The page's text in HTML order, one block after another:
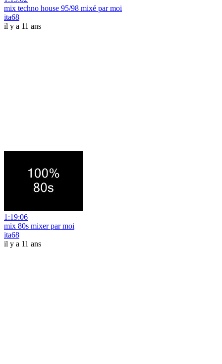
mix techno house 95/98 mixé par moi
ita68
il y a 11 ans
1:19:06
mix 80s mixer par moi
ita68
il y a 11 ans